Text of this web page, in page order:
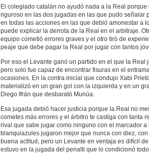
El colegiado catalán no ayudó nada a la Real
riguroso en las dos jugadas en las que pudo señalar
en todas las acciones en las que debió amonestar a
puede explicar la derrota de la Real en el arbitraje.
equipo cometió errores graves y el otro tiró de
peaje que debe pagar la Real por jugar con tantos
Por eso el Levante ganó un partido en el que la Real
pero solo fue capaz de encontrar fisuras en el
ocasiones. En la contra inicial que condujo Xabi
materializó en un gran gol con la izquierda y en un
Diego Ifrán que desbarató Munúa.
Esa jugada debió hacer justicia porque la Real no
cometes más errores y el árbitro te castiga con tanta
rival que sabe jugar como ninguno con el marcador a
blanquiazules jugaron mejor que nunca con diez,
buena actitud, pero un Levante en ventaja es difícil
estuvo en la jugada del penalti que lo condicionó